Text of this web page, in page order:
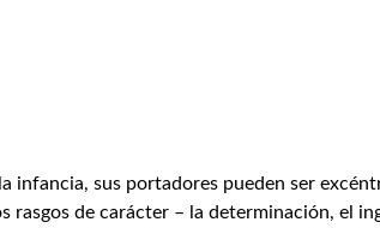
infancia, sus portadores pueden ser
rasgos de carácter – la determinación, el